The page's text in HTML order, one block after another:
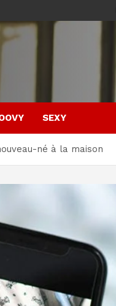
SEXY
né à la maison